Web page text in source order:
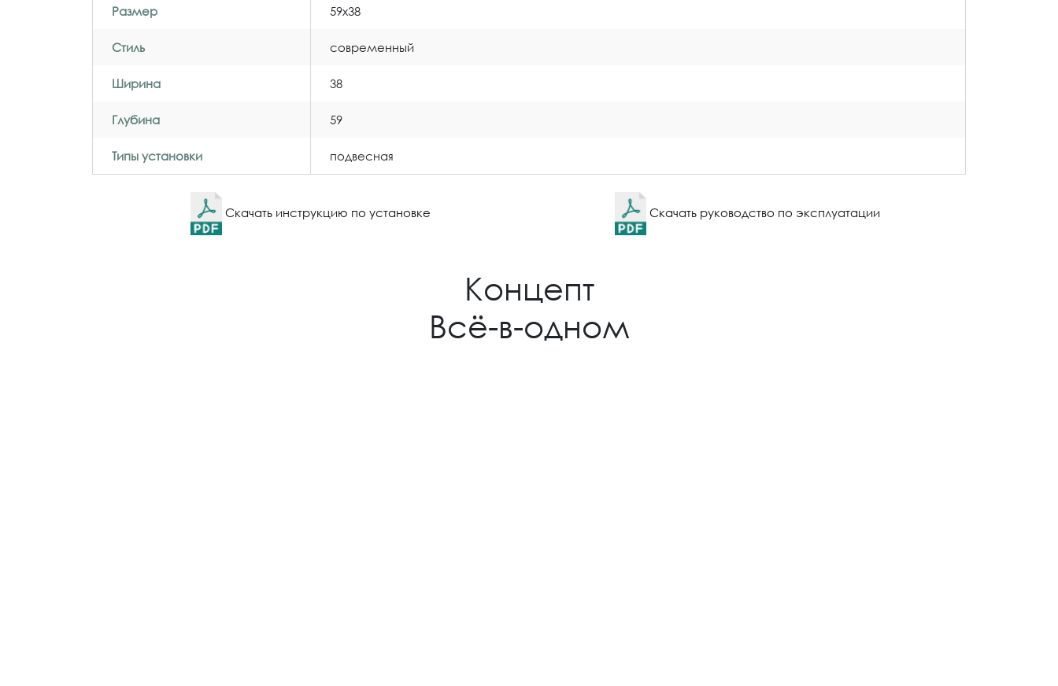
Размер 59x38
Стиль современный
Ширина 38
Глубина 59
Типы установки подвесная
Скачать инструкцию по установке Скачать руководство по эксплуатации
Концепт
Всё-в-одном